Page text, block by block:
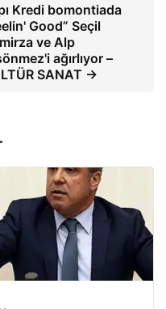
Kredi bomontiada
Good” Seçil
ve Alp
ağırlıyor –
SANAT →